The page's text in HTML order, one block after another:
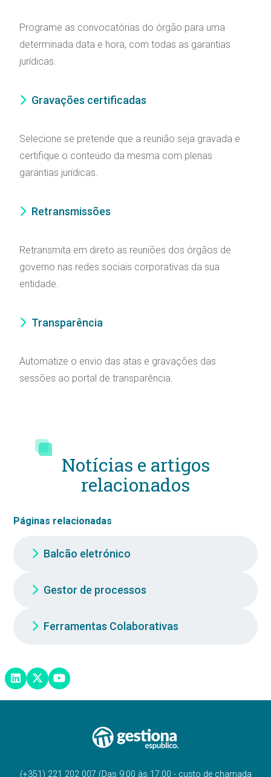
Programe as convocatórias do órgão para uma
determinada data e hora, com todas as garantias
jurídicas.
Gravações certificadas
Selecione se pretende que a reunião seja gravada e
certifique o conteúdo da mesma com plenas
garantias jurídicas.
Retransmissões
Retransmita em direto as reuniões dos órgãos de
governo nas redes sociais corporativas da sua
entidade.
Transparência
Automatize o envio das atas e gravações das
sessões ao portal de transparência.
Notícias e artigos
relacionados
Páginas relacionadas
Balcão eletrónico
Gestor de processos
Ferramentas Colaborativas
(+351) 221 202 007 (Das 9:00 às 17:00 - custo de chamada